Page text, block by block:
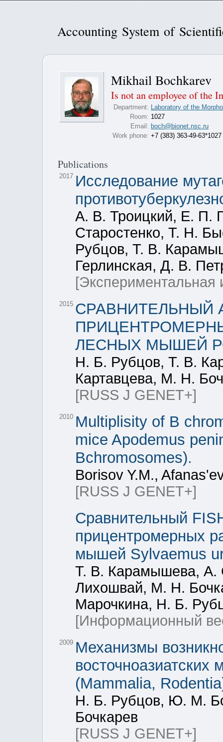
Accounting System of
Mikhail Bochkarev
Is not an employee of the
Department: Laboratory of the
Room: 1027
Email: boch@bionet.nsc.ru
Work phone: +7 (383) 363-49-63*1027
Publications
2017 Исследование
А. В. Троицкий, Е. П.
Старостенко, Т. Н.
Рубцов, Т. В.
Герлинская, Д. В.
[Экспериментальная
2015 СРАВНИТЕЛЬНЫЙ
ЛЕСНЫХ МЫШЕЙ
Н. Б. Рубцов, Т. В.
Картавцева, М. Н.
[RUSS J GENET+]
2010 Multiplisity of B
mice Apodemus
Bchromosomes).
Borisov Y.M.,
[RUSS J GENET+]
Сравнительный
прицентромерных
мышей Sylvaemus
Т. В. Карамышева, А.
Лихошвай, М. Н.
Марочкина, Н. Б.
[Информационный
2009 Механизмы
(Mammalia,
Н. Б. Рубцов, Ю. М.
Бочкарев
[RUSS J GENET+]